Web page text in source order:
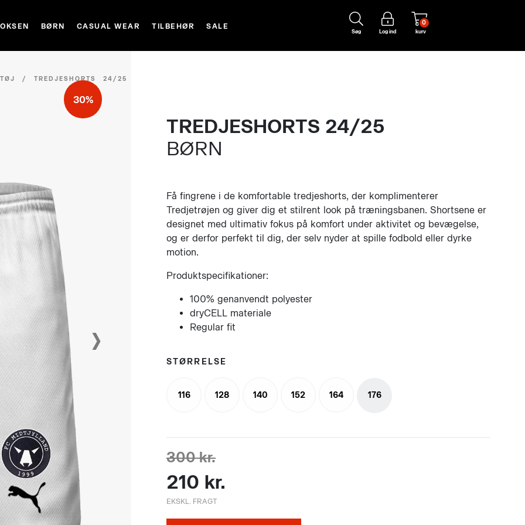
BØRN CASUAL WEAR TILBEHØR SALE
Søg Log ind kurv
0
/TREDJESHORTS 24/25 BØRN
30%
›
TREDJESHORTS 24/25
BØRN
Få fingrene i de komfortable tredjeshorts, der komplimenterer
Tredjetrøjen og giver dig et stilrent look på træningsbanen. Shortsene er
designet med ultimativ fokus på komfort under aktivitet og bevægelse,
og er derfor perfekt til dig, der selv nyder at spille fodbold eller dyrke
motion.
Produktspecifikationer:
100% genanvendt polyester
dryCELL materiale
Regular fit
STØRRELSE
116 128 140 152 164 176
300 kr.
210 kr.
EKSKL. FRAGT